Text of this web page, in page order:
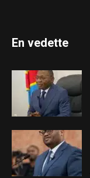
En vedette